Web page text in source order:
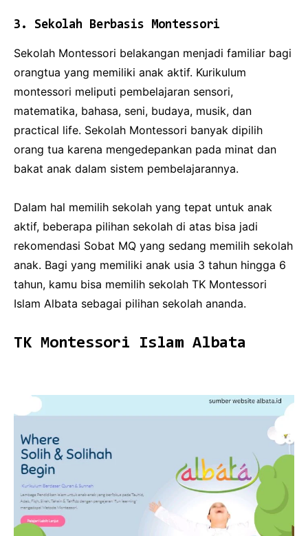
3. Sekolah Berbasis Montessori
Sekolah Montessori belakangan menjadi familiar bagi
orangtua yang memiliki anak aktif. Kurikulum
montessori meliputi pembelajaran sensori,
matematika, bahasa, seni, budaya, musik, dan
practical life. Sekolah Montessori banyak dipilih
orang tua karena mengedepankan pada minat dan
bakat anak dalam sistem pembelajarannya.
Dalam hal memilih sekolah yang tepat untuk anak
aktif, beberapa pilihan sekolah di atas bisa jadi
rekomendasi Sobat MQ yang sedang memilih sekolah
anak. Bagi yang memiliki anak usia 3 tahun hingga 6
tahun, kamu bisa memilih sekolah TK Montessori
Islam Albata sebagai pilihan sekolah ananda.
TK Montessori Islam Albata